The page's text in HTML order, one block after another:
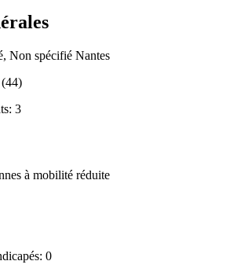
Non spécifié Nantes
3
à mobilité réduite
0